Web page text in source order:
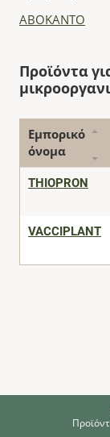
ΑΒΟΚΑΝΤΟ
Προϊόντα
Εμπορικό
όνομα
THIOPRON
VACCIPLANT